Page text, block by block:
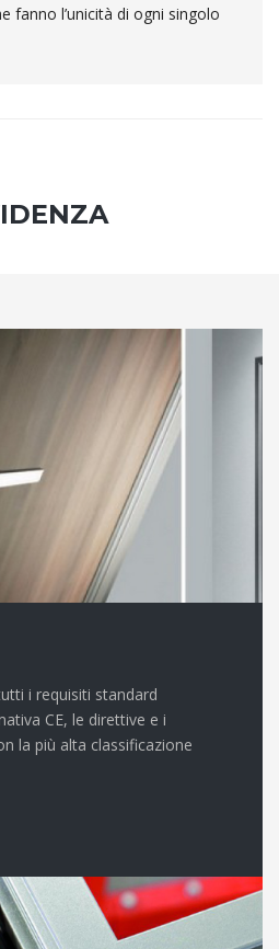
fanno l’unicità di ogni singolo
i requisiti standard
CE, le direttive e i
la più alta classificazione